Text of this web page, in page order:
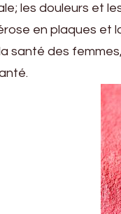
les douleurs et
en plaques et
santé des